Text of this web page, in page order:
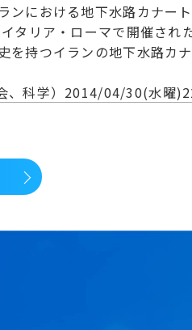
ンにおける地下水路カナー
タリア・ローマで開催され
を持つイランの地下水路カ
、科学）2014/04/30(水曜